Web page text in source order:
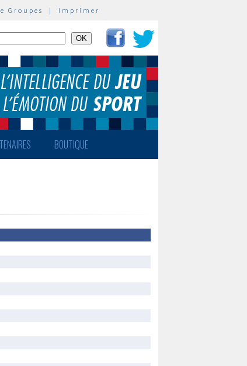
Groupes | Imprimer
BOUTIQUE